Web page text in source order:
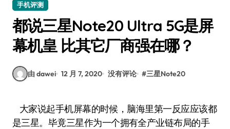
手机评测
都说三星Note20 Ultra 5G是屏
幕机皇 比其它厂商强在哪？
由 dawei 12 月 7, 2020 没有评论 #三星Note20
大家说起手机屏幕的时候，脑海里第一反应应该都
是三星。毕竟三星作为一个拥有全产业链布局的手